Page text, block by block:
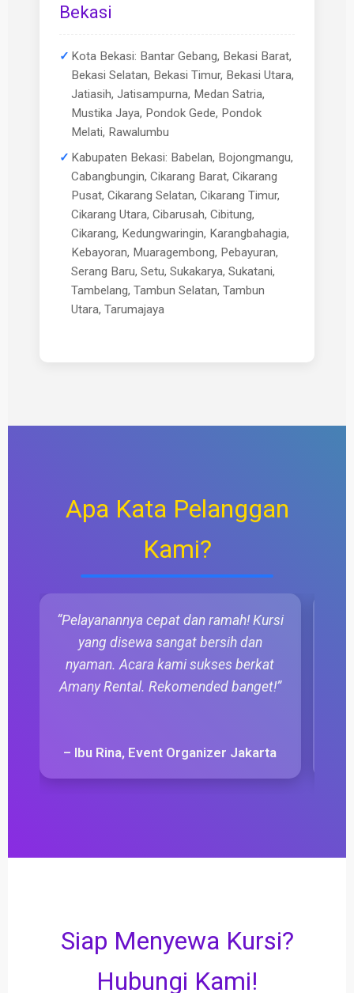
Bekasi
Kota Bekasi: Bantar Gebang, Bekasi Barat,
Bekasi Selatan, Bekasi Timur, Bekasi Utara,
Jatiasih, Jatisampurna, Medan Satria,
Mustika Jaya, Pondok Gede, Pondok
Melati, Rawalumbu
Kabupaten Bekasi: Babelan, Bojongmangu,
Cabangbungin, Cikarang Barat, Cikarang
Pusat, Cikarang Selatan, Cikarang Timur,
Cikarang Utara, Cibarusah, Cibitung,
Cikarang, Kedungwaringin, Karangbahagia,
Kebayoran, Muaragembong, Pebayuran,
Serang Baru, Setu, Sukakarya, Sukatani,
Tambelang, Tambun Selatan, Tambun
Utara, Tarumajaya
Apa Kata Pelanggan
Kami?
“Pelayanannya cepat dan ramah! Kursi
yang disewa sangat bersih dan
nyaman. Acara kami sukses berkat
Amany Rental. Rekomended banget!”
– Ibu Rina, Event Organizer Jakarta
Siap Menyewa Kursi?
Hubungi Kami!